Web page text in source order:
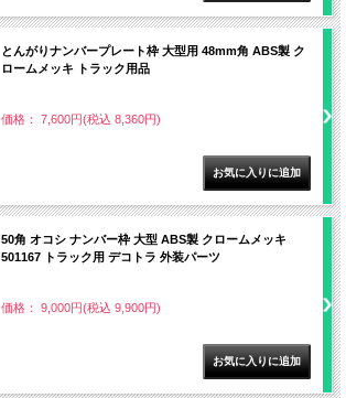
とんがりナンバープレート枠 大型用 48mm角 ABS製 ク
ロームメッキ トラック用品
価格： 7,600円(税込 8,360円)
50角 オコシ ナンバー枠 大型 ABS製 クロームメッキ
501167 トラック用 デコトラ 外装パーツ
価格： 9,000円(税込 9,900円)